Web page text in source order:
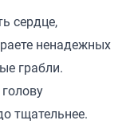
сердце,
ненадежных
грабли.
тщательнее.